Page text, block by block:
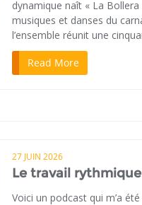
dynamique naît « La
musiques et danses du
l’ensemble réunit une
Read More
27 JUIN 2026
Le travail
Voici un podcast qui m’a